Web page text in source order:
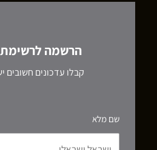
הרשמה
קבלו עדכונים חשובים
שם מלא